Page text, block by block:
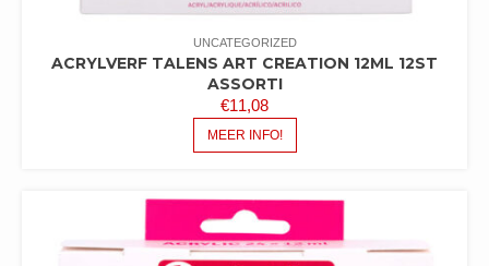
UNCATEGORIZED
ACRYLVERF TALENS ART CREATION 12ML 12ST
ASSORTI
€11,08
MEER INFO!